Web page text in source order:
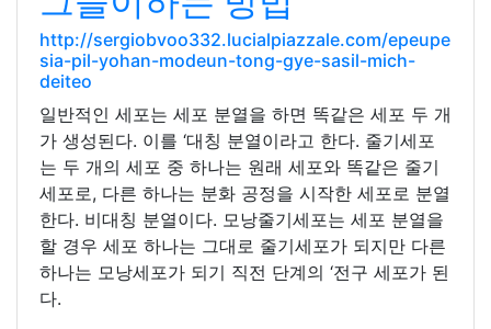
http://sergiobvoo332.lucialpiazzale.com/epeupe
sia-pil-yohan-modeun-tong-gye-sasil-mich-
deiteo
일반적인 세포는 세포 분열을 하면 똑같은 세포 두 개
가 생성된다. 이를 ‘대칭 분열이라고 한다. 줄기세포
는 두 개의 세포 중 하나는 원래 세포와 똑같은 줄기
세포로, 다른 하나는 분화 공정을 시작한 세포로 분열
한다. 비대칭 분열이다. 모낭줄기세포는 세포 분열을
할 경우 세포 하나는 그대로 줄기세포가 되지만 다른
하나는 모낭세포가 되기 직전 단계의 ‘전구 세포가 된
다.